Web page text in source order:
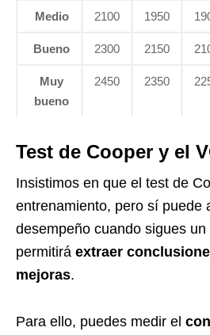
Medio 2100 1950
Bueno 2300 2150
Muy
bueno
2450 2350
Test de Cooper y el
Insistimos en que el test de
entrenamiento, pero sí puede
desempeño cuando sigues
permitirá extraer
mejoras.
Para ello, puedes medir el